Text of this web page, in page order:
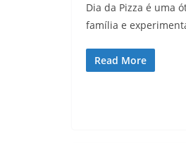
Dia da Pizza é uma
família e
Read More